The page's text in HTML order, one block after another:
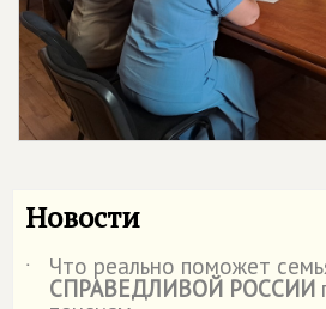
Новости
˙ Что реально поможет
СПРАВЕДЛИВОЙ РОССИИ